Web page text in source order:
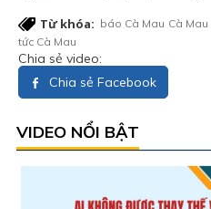
Từ khóa: báo Cà Mau Cà Mau
tức Cà Mau
Chia sẻ video:
Chia sẻ Facebook
VIDEO NỔI BẬT